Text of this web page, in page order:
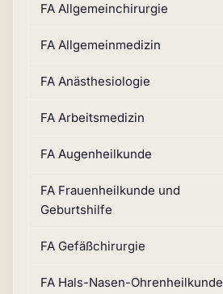
FA Allgemeinchirurgie
FA Allgemeinmedizin
FA Anästhesiologie
FA Arbeitsmedizin
FA Augenheilkunde
FA Frauenheilkunde und
Geburtshilfe
FA Gefäßchirurgie
FA Hals-Nasen-Ohrenheilkunde